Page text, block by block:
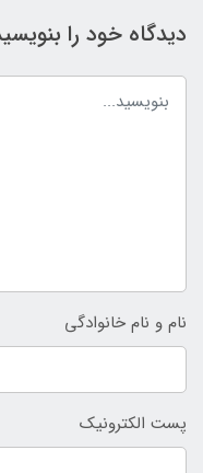
دیدگاه خود را
نام و نام خانوادگی
پست الکترونیک